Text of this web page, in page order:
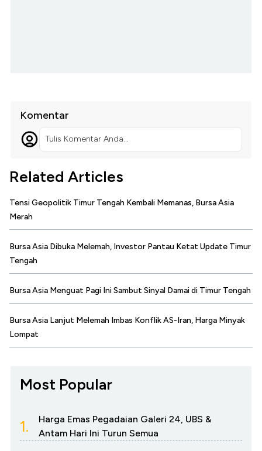
Komentar
Tulis Komentar Anda...
Related Articles
Tensi Geopolitik Timur Tengah Kembali Memanas, Bursa Asia
Merah
Bursa Asia Dibuka Melemah, Investor Pantau Ketat Update Timur
Tengah
Bursa Asia Menguat Pagi Ini Sambut Sinyal Damai di Timur Tengah
Bursa Asia Lanjut Melemah Imbas Konflik AS-Iran, Harga Minyak
Lompat
Most Popular
1.
Harga Emas Pegadaian Galeri 24, UBS &
Antam Hari Ini Turun Semua